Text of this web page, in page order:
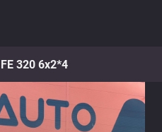
320 6x2*4